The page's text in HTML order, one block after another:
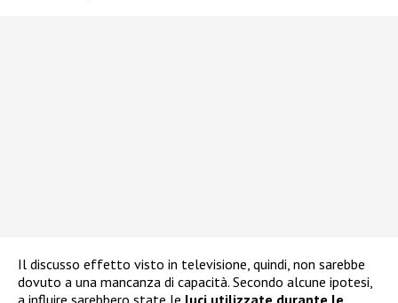
Il discusso effetto visto in televisione, quindi, non sarebbe
dovuto a una mancanza di capacità. Secondo alcune ipotesi,